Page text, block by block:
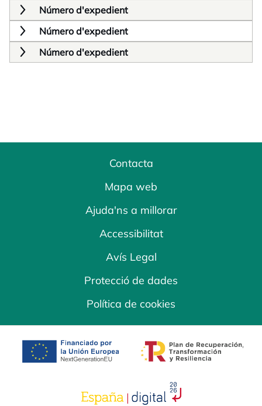
Número d'expedient
Número d'expedient
Número d'expedient
Contacta
Mapa web
Ajuda'ns a millorar
Accessibilitat
Avís Legal
Protecció de dades
Política de cookies
opens in a new tab opens in a new
opens in a new tab